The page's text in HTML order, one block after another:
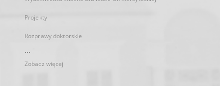
Projekty
Rozprawy doktorskie
...
Zobacz więcej